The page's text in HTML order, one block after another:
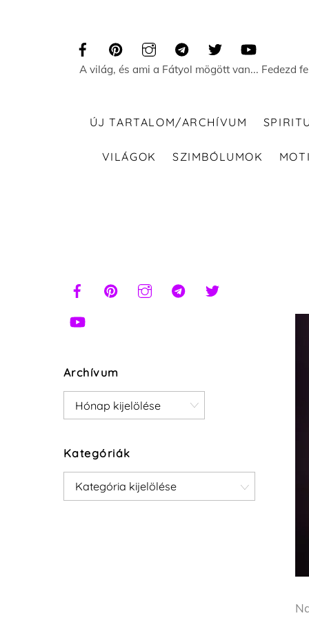
A világ, és ami a Fátyol mögött van... Fedezd
ÚJ TARTALOM/ARCHÍVUM
VILÁGOK SZIMBÓLUMOK
Archívum
Archívum
Kategóriák
Kategóriák